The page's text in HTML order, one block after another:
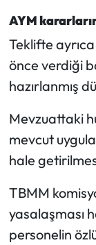
AYM
Teklifte
önce verdiği
hazırlanmış
Mevzuattaki
mevcut
hale
TBMM
yasalaşması
personelin